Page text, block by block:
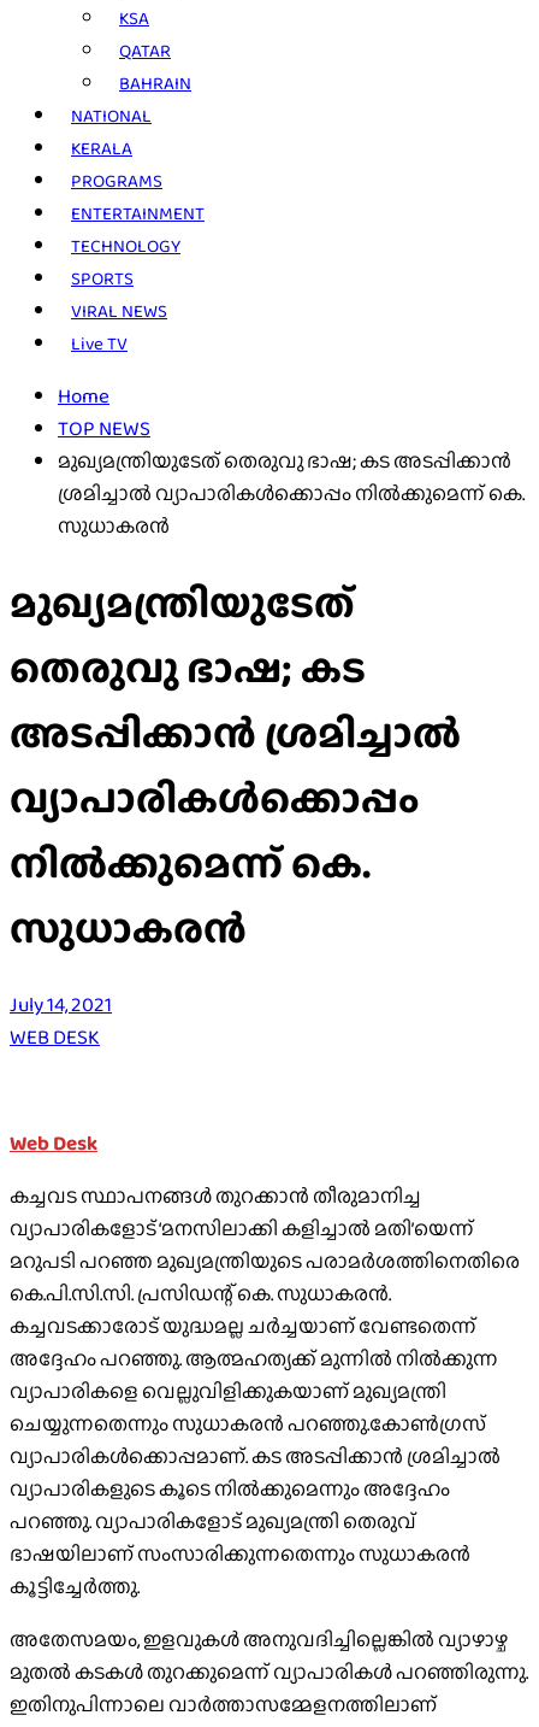
KSA
QATAR
BAHRAIN
NATIONAL
KERALA
PROGRAMS
ENTERTAINMENT
TECHNOLOGY
SPORTS
VIRAL NEWS
Live TV
Home
TOP NEWS
മുഖ്യമന്ത്രിയുടേത് തെരുവു ഭാഷ; കട അടപ്പിക്കാന്‍
ശ്രമിച്ചാല്‍ വ്യാപാരികള്‍ക്കൊപ്പം നില്‍ക്കുമെന്ന് കെ.
സുധാകരന്‍
മുഖ്യമന്ത്രിയുടേത്
തെരുവു ഭാഷ; കട
അടപ്പിക്കാന്‍ ശ്രമിച്ചാല്‍
വ്യാപാരികള്‍ക്കൊപ്പം
നില്‍ക്കുമെന്ന് കെ.
സുധാകരന്‍
July 14, 2021
WEB DESK
Web Desk
കച്ചവട സ്ഥാപനങ്ങള്‍ തുറക്കാന്‍ തീരുമാനിച്ച
വ്യാപാരികളോട് ‘മനസിലാക്കി കളിച്ചാല്‍ മതി’യെന്ന്
മറുപടി പറഞ്ഞ മുഖ്യമന്ത്രിയുടെ പരാമര്‍ശത്തിനെതിരെ
കെ.പി.സി.സി. പ്രസിഡന്റ് കെ. സുധാകരന്‍.
കച്ചവടക്കാരോട് യുദ്ധമല്ല ചര്‍ച്ചയാണ് വേണ്ടതെന്ന്
അദ്ദേഹം പറഞ്ഞു. ആത്മഹത്യക്ക് മുന്നില്‍ നില്‍ക്കുന്ന
വ്യാപാരികളെ വെല്ലുവിളിക്കുകയാണ് മുഖ്യമന്ത്രി
ചെയ്യുന്നതെന്നും സുധാകരന്‍ പറഞ്ഞു.കോണ്‍ഗ്രസ്
വ്യാപാരികള്‍ക്കൊപ്പമാണ്. കട അടപ്പിക്കാന്‍ ശ്രമിച്ചാല്‍
വ്യാപാരികളുടെ കൂടെ നില്‍ക്കുമെന്നും അദ്ദേഹം
പറഞ്ഞു. വ്യാപാരികളോട് മുഖ്യമന്ത്രി തെരുവ്
ഭാഷയിലാണ് സംസാരിക്കുന്നതെന്നും സുധാകരന്‍
കൂട്ടിച്ചേർത്തു.
അതേസമയം, ഇളവുകള്‍ അനുവദിച്ചില്ലെങ്കില്‍ വ്യാഴാഴ്ച
മുതല്‍ കടകള്‍ തുറക്കുമെന്ന് വ്യാപാരികള്‍ പറഞ്ഞിരുന്നു.
ഇതിനുപിന്നാലെ വാര്‍ത്താസമ്മേളനത്തിലാണ്